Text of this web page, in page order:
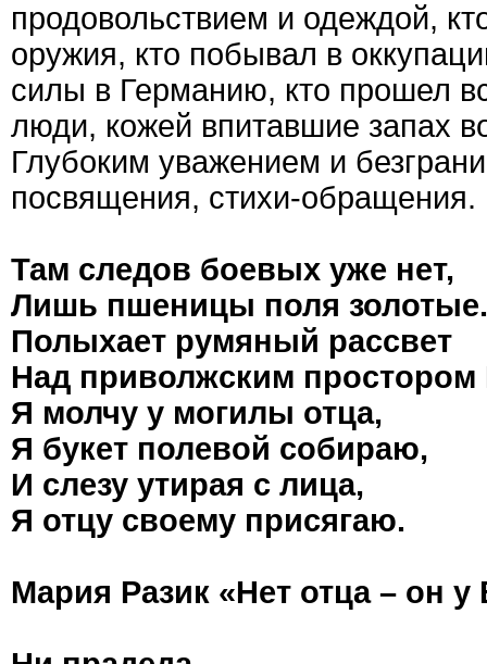
продовольствием и одеждой,
оружия, кто побывал в
силы в Германию, кто прошел
люди, кожей впитавшие запах
Глубоким уважением и
посвящения, стихи-обращения.
Там следов боевых уже нет,
Лишь пшеницы поля золотые.
Полыхает румяный рассвет
Над приволжским простором
Я молчу у могилы отца,
Я букет полевой собираю,
И слезу утирая с лица,
Я отцу своему присягаю.
Мария Разик «Нет отца – он